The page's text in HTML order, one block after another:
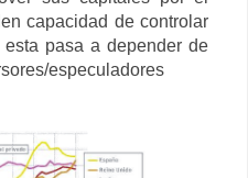
capacidad de controlar
pasa a depender de
especuladores